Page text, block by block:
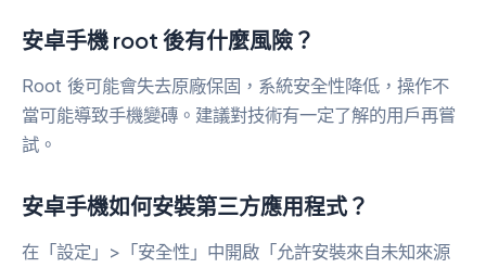
安卓手機 root 後有什麼風險？
Root 後可能會失去原廠保固，系統安全性降低，操作不
當可能導致手機變磚。建議對技術有一定了解的用戶再嘗
試。
安卓手機如何安裝第三方應用程式？
在「設定」>「安全性」中開啟「允許安裝來自未知來源